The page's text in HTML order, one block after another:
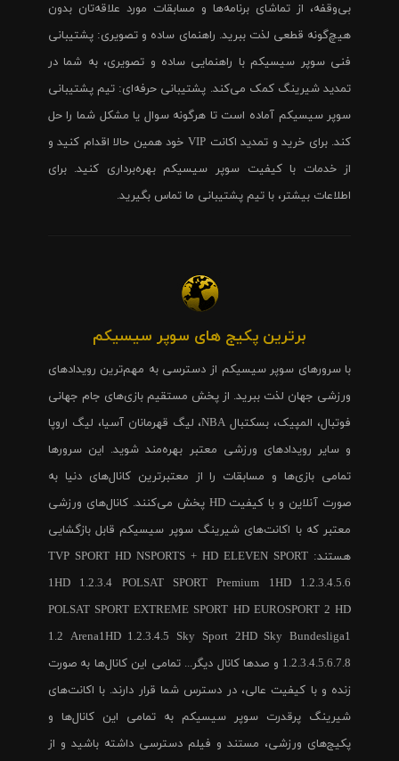
بی‌وقفه، از تماشای برنامه‌ها و مسابقات مورد علاقه‌تان بدون
هیچ‌گونه قطعی لذت ببرید. راهنمای ساده و تصویری: پشتیبانی
فنی سوپر سیسیکم با راهنمایی ساده و تصویری، به شما در
تمدید شیرینگ کمک می‌کند. پشتیبانی حرفه‌ای: تیم پشتیبانی
سوپر سیسیکم آماده است تا هرگونه سوال یا مشکل شما را حل
کند. برای خرید و تمدید اکانت VIP خود همین حالا اقدام کنید و
از خدمات با کیفیت سوپر سیسیکم بهره‌برداری کنید. برای
اطلاعات بیشتر، با تیم پشتیبانی ما تماس بگیرید.
برترین پکیج های سوپر سیسیکم
با سرورهای سوپر سیسیکم از دسترسی به مهم‌ترین رویدادهای
ورزشی جهان لذت ببرید. از پخش مستقیم بازی‌های جام جهانی
فوتبال، المپیک، بسکتبال NBA، لیگ قهرمانان آسیا، لیگ اروپا
و سایر رویدادهای ورزشی معتبر بهره‌مند شوید. این سرورها
تمامی بازی‌ها و مسابقات را از معتبرترین کانال‌های دنیا به
صورت آنلاین و با کیفیت HD پخش می‌کنند. کانال‌های ورزشی
معتبر که با اکانت‌های شیرینگ سوپر سیسیکم قابل بازگشایی
هستند: TVP SPORT HD NSPORTS + HD ELEVEN SPORT
1HD 1.2.3.4 POLSAT SPORT Premium 1HD 1.2.3.4.5.6
POLSAT SPORT EXTREME SPORT HD EUROSPORT 2 HD
1.2 Arena1HD 1.2.3.4.5 Sky Sport 2HD Sky Bundesliga1
1.2.3.4.5.6.7.8 و صدها کانال دیگر... تمامی این کانال‌ها به صورت
زنده و با کیفیت عالی، در دسترس شما قرار دارند. با اکانت‌های
شیرینگ پرقدرت سوپر سیسیکم به تمامی این کانال‌ها و
پکیج‌های ورزشی، مستند و فیلم دسترسی داشته باشید و از